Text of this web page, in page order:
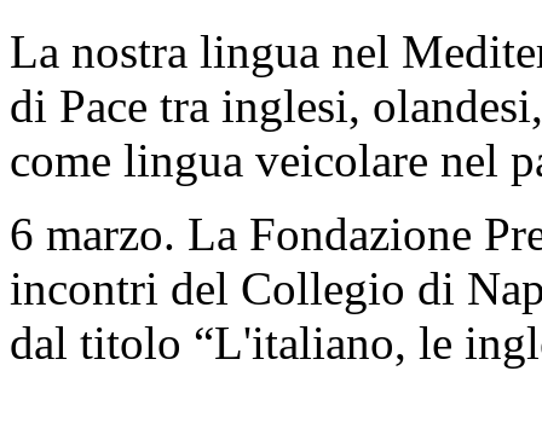
La nostra lingua nel
di Pace tra inglesi,
come lingua veicolare nel
6 marzo. La Fondazione
incontri del Collegio di
dal titolo “L'italiano, le